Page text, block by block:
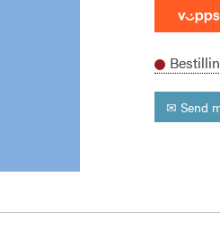
✉ Send